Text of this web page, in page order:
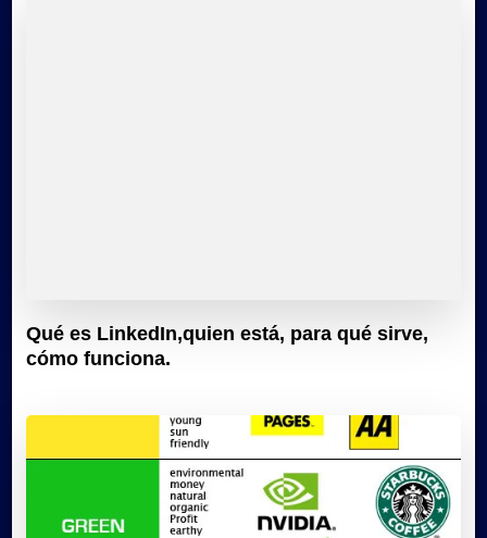
Qué es LinkedIn,quien está, para qué sirve,
cómo funciona.